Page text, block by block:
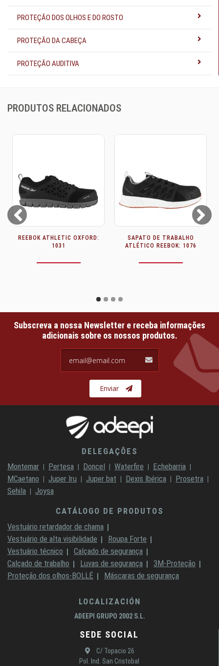
PROTEÇÃO DOS OLHOS E DO ROSTO
PROTEÇÃO DA CABEÇA
PROTEÇÃO AUDITIVA
PRODUTOS RELACIONADOS
Prev
SAPATO DE TRABALHO
ATLÉTICO REEBOK: 1076
CALÇADO DE SEGURANÇA
SKARPPA: PARUZZARO
Next
Subscreva a nossa Newsletter e receba informações
adicionais sobre os nossos produtos.
Enviar
DELEGAÇÕES
Montemar
Pertesa Doncel Waterfire
Echebarria
MCaetano
Juper Iru Juper bat Dexis Ibérica
Prosetra
Sehila
Joysa
CATÁLOGO DE PRODUTOS
Vestuário retardador de chama
Vestuário de alta visibilidade
Roupa Forte
Vestuário técnico
Calçado de segurança
Calçado de trabalho
Luvas de segurança
3M-Proteção
Proteção dos olhos-BOLLÉ
Máscaras de segurança
LOCALIZACIÓN
ADEEPI GRUPO 2002 S.L.
SEDE SOCIAL
C/ Topacio 26
Pol. Ind. San Cristobal